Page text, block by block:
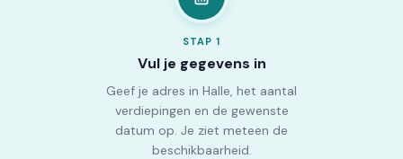
STAP1
Vul je gegevens in
Geef je adres in Halle, het aantal
verdiepingen en de gewenste
datum op. Je ziet meteen de
beschikbaarheid.